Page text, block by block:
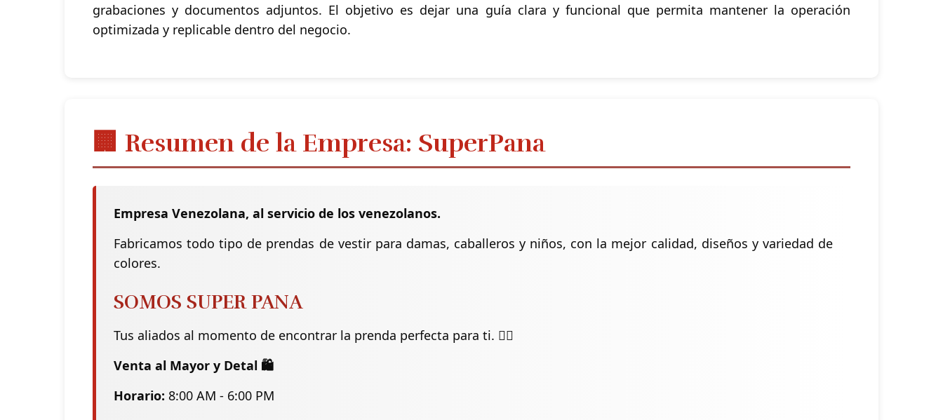
grabaciones y documentos adjuntos. El objetivo es dejar una guía clara y funcional que permita mantener la operación
optimizada y replicable dentro del negocio.
🏢 Resumen de la Empresa: SuperPana
Empresa Venezolana, al servicio de los venezolanos.
Fabricamos todo tipo de prendas de vestir para damas, caballeros y niños, con la mejor calidad, diseños y variedad de
colores.
SOMOS SUPER PANA
Tus aliados al momento de encontrar la prenda perfecta para ti. 🏃‍♀️
Venta al Mayor y Detal 🛍️
Horario: 8:00 AM - 6:00 PM